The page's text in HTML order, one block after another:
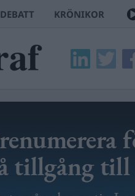
DEBATT KRÖNIKOR